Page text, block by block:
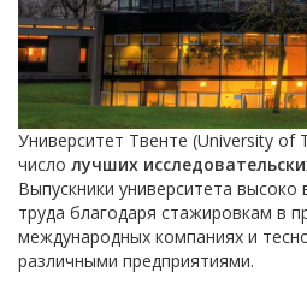
Университет Твенте (University of
число лучших
Выпускники университета
труда благодаря стажировкам в
международных компаниях и
различными предприятиями.